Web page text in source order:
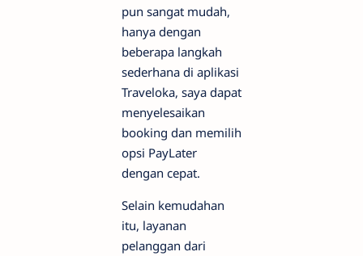
pun sangat mudah,
hanya dengan
beberapa langkah
sederhana di aplikasi
Traveloka, saya dapat
menyelesaikan
booking dan memilih
opsi PayLater
dengan cepat.
Selain kemudahan
itu, layanan
pelanggan dari